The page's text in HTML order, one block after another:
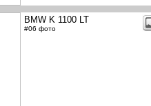
BMW K 1100 LT
#06 фото